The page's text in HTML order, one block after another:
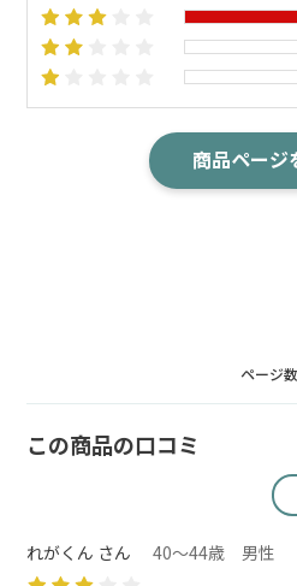
商品ページ
ページ数
この商品の口コミ
れがくん さん 40～44歳 男性